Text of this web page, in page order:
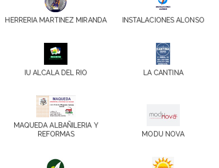
HERRERIA MARTINEZ MIRANDA INSTALACIONES ALONSO
IU ALCALA DEL RIO LA CANTINA
MAQUEDA ALBAÑILERIA Y
REFORMAS
MODU NOVA